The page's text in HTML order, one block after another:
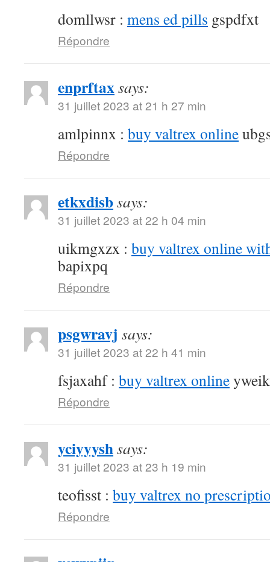
domllwsr : mens ed pills gspdfxt
Répondre
enprftaxsays:
31 juillet 2023 at 21 h 27 min
amlpinnx : buy valtrex online
Répondre
etkxdisbsays:
31 juillet 2023 at 22 h 04 min
uikmgxzx : buy valtrex online
bapixpq
Répondre
psgwravj says:
31 juillet 2023 at 22 h 41 min
fsjaxahf : buy valtrex online
Répondre
yciyyyshsays:
31 juillet 2023 at 23 h 19 min
teofisst : buy valtrex no
Répondre